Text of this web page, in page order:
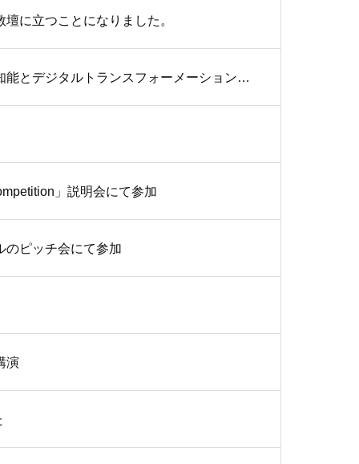
に立つことになりました。
弊社代表取締役社長・奥田聡がクレジットマネジメント研究会で「人工知能とデジタルトランスフォーメーション」を講義
」説明会にて参加
のピッチ会にて参加
演